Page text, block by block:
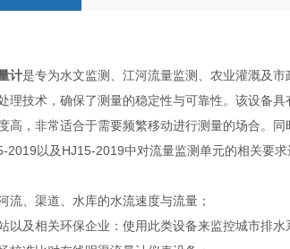
计是专为水文监测、江河流量监测、农业灌溉及
理技术，确保了测量的稳定性与可靠性。该设备
高，非常适合于需要频繁移动进行测量的场合。同
2019以及HJ15-2019中对流量监测单元的相关要
流、渠道、水库的水流速度与流量；
以及相关环保企业：使用此类设备来监控城市排水